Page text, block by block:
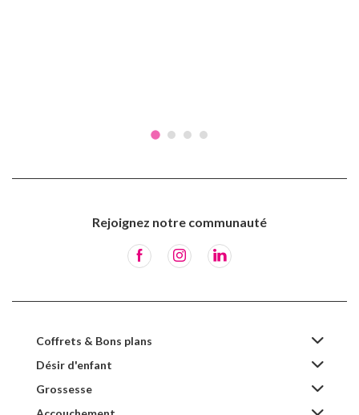
Rejoignez notre communauté
Coffrets & Bons plans
Désir d'enfant
Grossesse